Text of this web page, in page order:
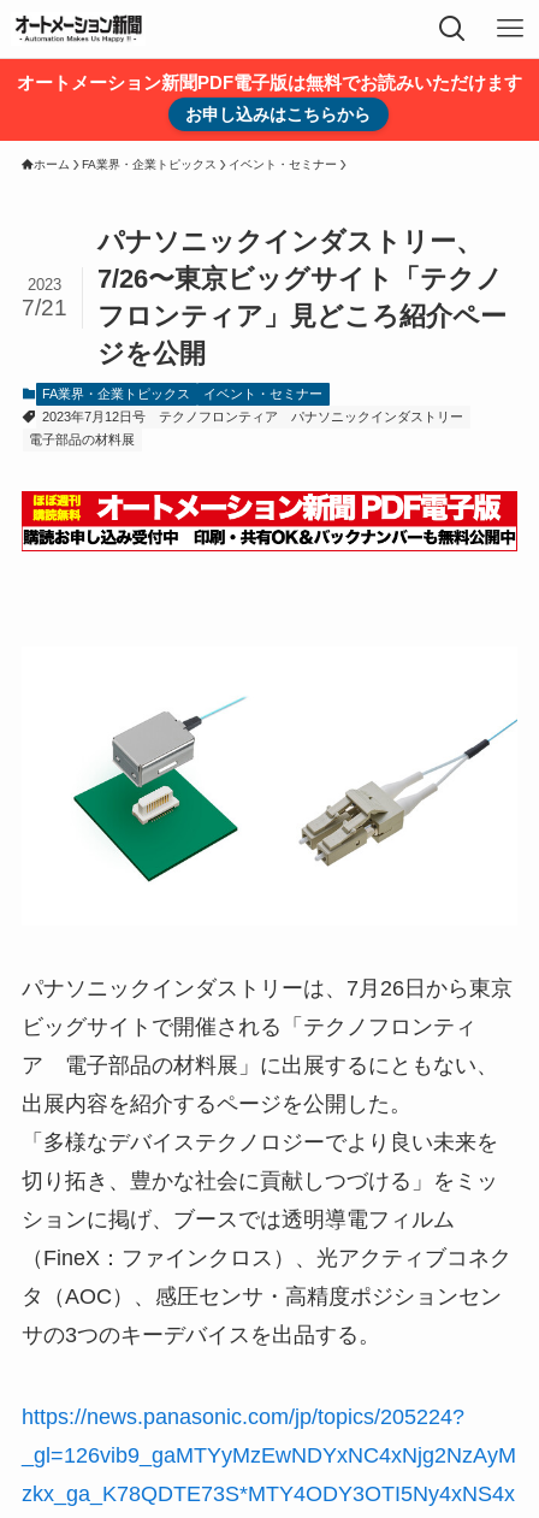
オートメーション新聞PDF電子版は無料でお読みいただけます
お申し込みはこちらから
ホーム FA業界・企業トピックス イベント・セミナー
パナソニックインダストリー、
7/26〜東京ビッグサイト「テクノ
フロンティア」見どころ紹介ペー
ジを公開
2023
7/21
FA業界・企業トピックス
イベント・セミナー
2023年7月12日号
テクノフロンティア
パナソニックインダストリー
電子部品の材料展
パナソニックインダストリーは、7月26日から東京
ビッグサイトで開催される「テクノフロンティ
ア 電子部品の材料展」に出展するにともない、
出展内容を紹介するページを公開した。
「多様なデバイステクノロジーでより良い未来を
切り拓き、豊かな社会に貢献しつづける」をミッ
ションに掲げ、ブースでは透明導電フィルム
（FineX：ファインクロス）、光アクティブコネク
タ（AOC）、感圧センサ・高精度ポジションセン
サの3つのキーデバイスを出品する。
https://news.panasonic.com/jp/topics/205224?
_gl=126vib9_gaMTYyMzEwNDYxNC4xNjg2NzAyM
zkx_ga_K78QDTE73S*MTY4ODY3OTI5Ny4xNS4x